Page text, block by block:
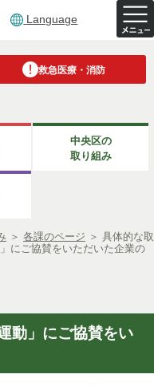
Language
救急医療・消防
中央区の
取り組み
＞ 各課のページ ＞ 具体的な取
にご協賛をいただいた企業の
動」にご協賛をい